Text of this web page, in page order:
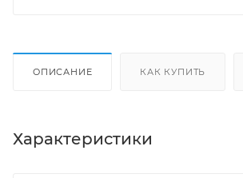
ОПИСАНИЕ КАК КУПИТЬ
Характеристики